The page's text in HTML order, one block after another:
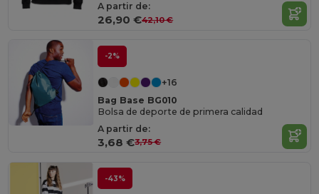
A partir de:
26,90 €42,10 €
-2%
+16
Bag Base BG010
Bolsa de deporte de primera calidad
A partir de:
3,68 €3,75 €
-43%